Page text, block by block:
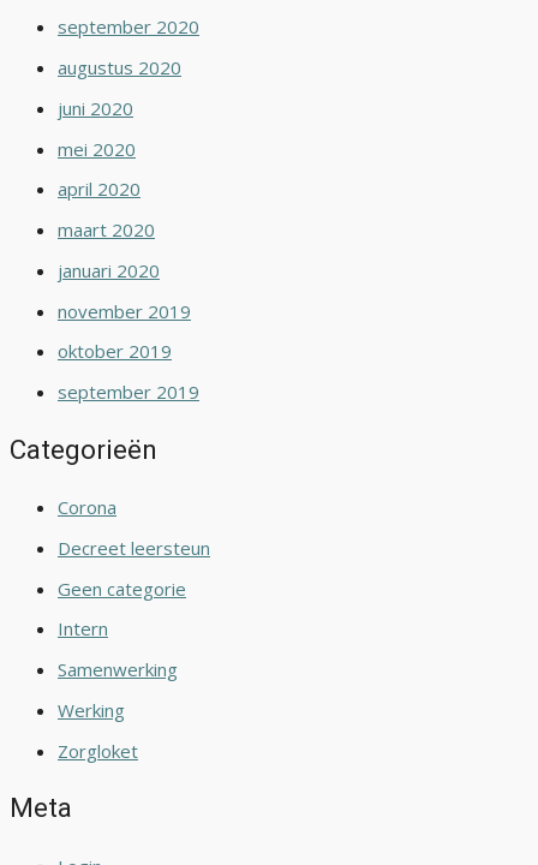
september 2020
augustus 2020
juni 2020
mei 2020
april 2020
maart 2020
januari 2020
november 2019
oktober 2019
september 2019
Categorieën
Corona
Decreet leersteun
Geen categorie
Intern
Samenwerking
Werking
Zorgloket
Meta